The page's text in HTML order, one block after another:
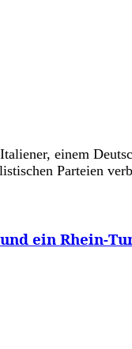
einem
Parteien
ein Rhein-